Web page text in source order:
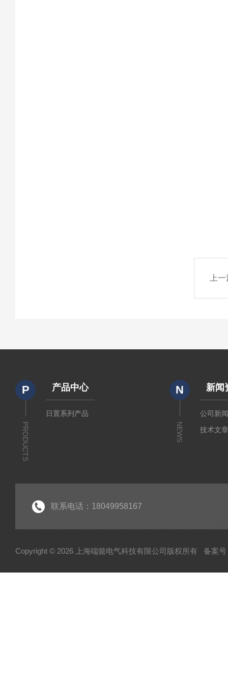
上
P
PRODUCTS
产品中心
日置系列产品
N
NEWS
新闻
公司新
技术文
联系电话：18049958167
Copyright © 2026 上海端懿电气科技有限公司版权所有 备案号